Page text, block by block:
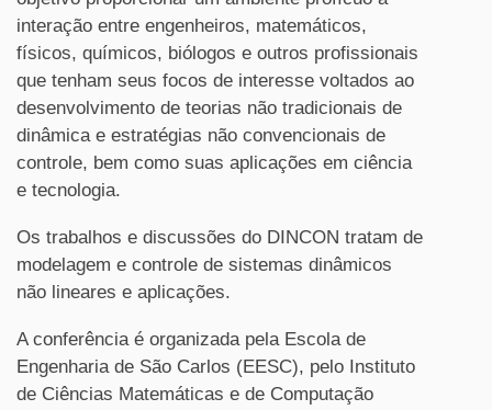
interação entre engenheiros, matemáticos,
físicos, químicos, biólogos e outros profissionais
que tenham seus focos de interesse voltados ao
desenvolvimento de teorias não tradicionais de
dinâmica e estratégias não convencionais de
controle, bem como suas aplicações em ciência
e tecnologia.
Os trabalhos e discussões do DINCON tratam de
modelagem e controle de sistemas dinâmicos
não lineares e aplicações.
A conferência é organizada pela Escola de
Engenharia de São Carlos (EESC), pelo Instituto
de Ciências Matemáticas e de Computação